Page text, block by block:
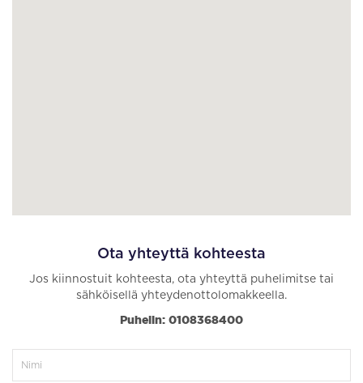
Ota yhteyttä kohteesta
Jos kiinnostuit kohteesta, ota yhteyttä puhelimitse tai
sähköisellä yhteydenottolomakkeella.
Puhelin: 0108368400